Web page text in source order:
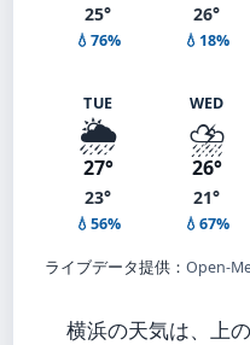
25°
💧76%
26°
💧18%
TUE
🌦️
27°
23°
💧56%
WED
⛈️
26°
21°
💧67%
ライブデータ提供： Open-
横浜の天気は、上